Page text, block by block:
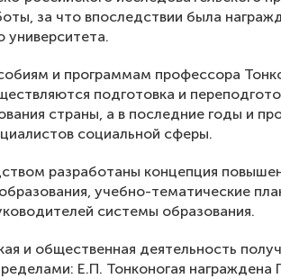
за что впоследствии была
университета.
и программам профессора
подготовка и
страны, а в последние годы и
социальной сферы.
разработаны концепция
учебно-тематические
системы образования.
и общественная деятельность
Е.П. Тонконогая